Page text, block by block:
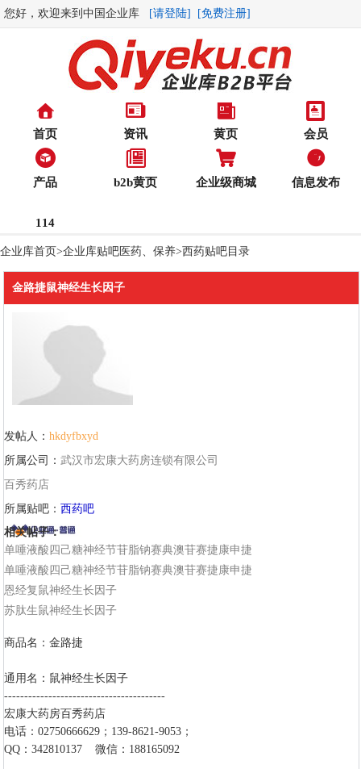
您好，欢迎来到中国企业库 [请登陆] [免费注册]
首页 资讯 黄页 会员
产品 b2b黄页 企业级商城 信息发布
114
企业库首页>企业库贴吧 医药、保养>西药贴吧目录
金路捷鼠神经生长因子
发帖人：hkdyfbxyd
所属公司：武汉市宏康大药房连锁有限公司
百秀药店
所属贴吧：西药吧
相关帖子：
单唾液酸四己糖神经节苷脂钠赛典澳苷赛捷康申捷
单唾液酸四己糖神经节苷脂钠赛典澳苷赛捷康申捷
恩经复鼠神经生长因子
苏肽生鼠神经生长因子
商品名：金路捷
通用名：鼠神经生长因子
----------------------------------------
宏康大药房百秀药店
电话：02750666629；139-8621-9053；
QQ：342810137 微信：188165092